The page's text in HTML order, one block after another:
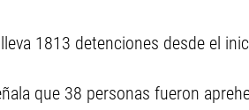
1813 detenciones desde el
que 38 personas fueron